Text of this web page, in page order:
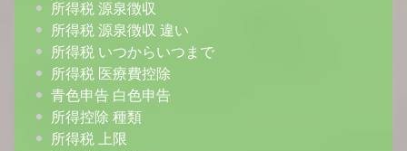
所得税 源泉徴収
所得税 源泉徴収 違い
所得税 いつからいつまで
所得税 医療費控除
青色申告 白色申告
所得控除 種類
所得税 上限